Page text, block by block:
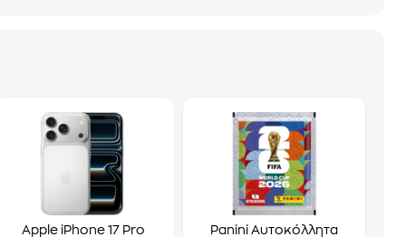
Apple iPhone 17 Pro
Panini Αυτοκόλλητα